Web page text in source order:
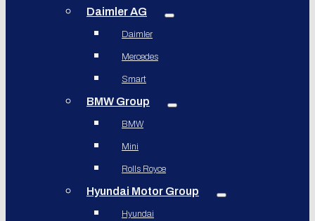
Daimler AG
Daimler
Mercedes
Smart
BMW Group
BMW
Mini
Rolls Royce
Hyundai Motor Group
Hyundai